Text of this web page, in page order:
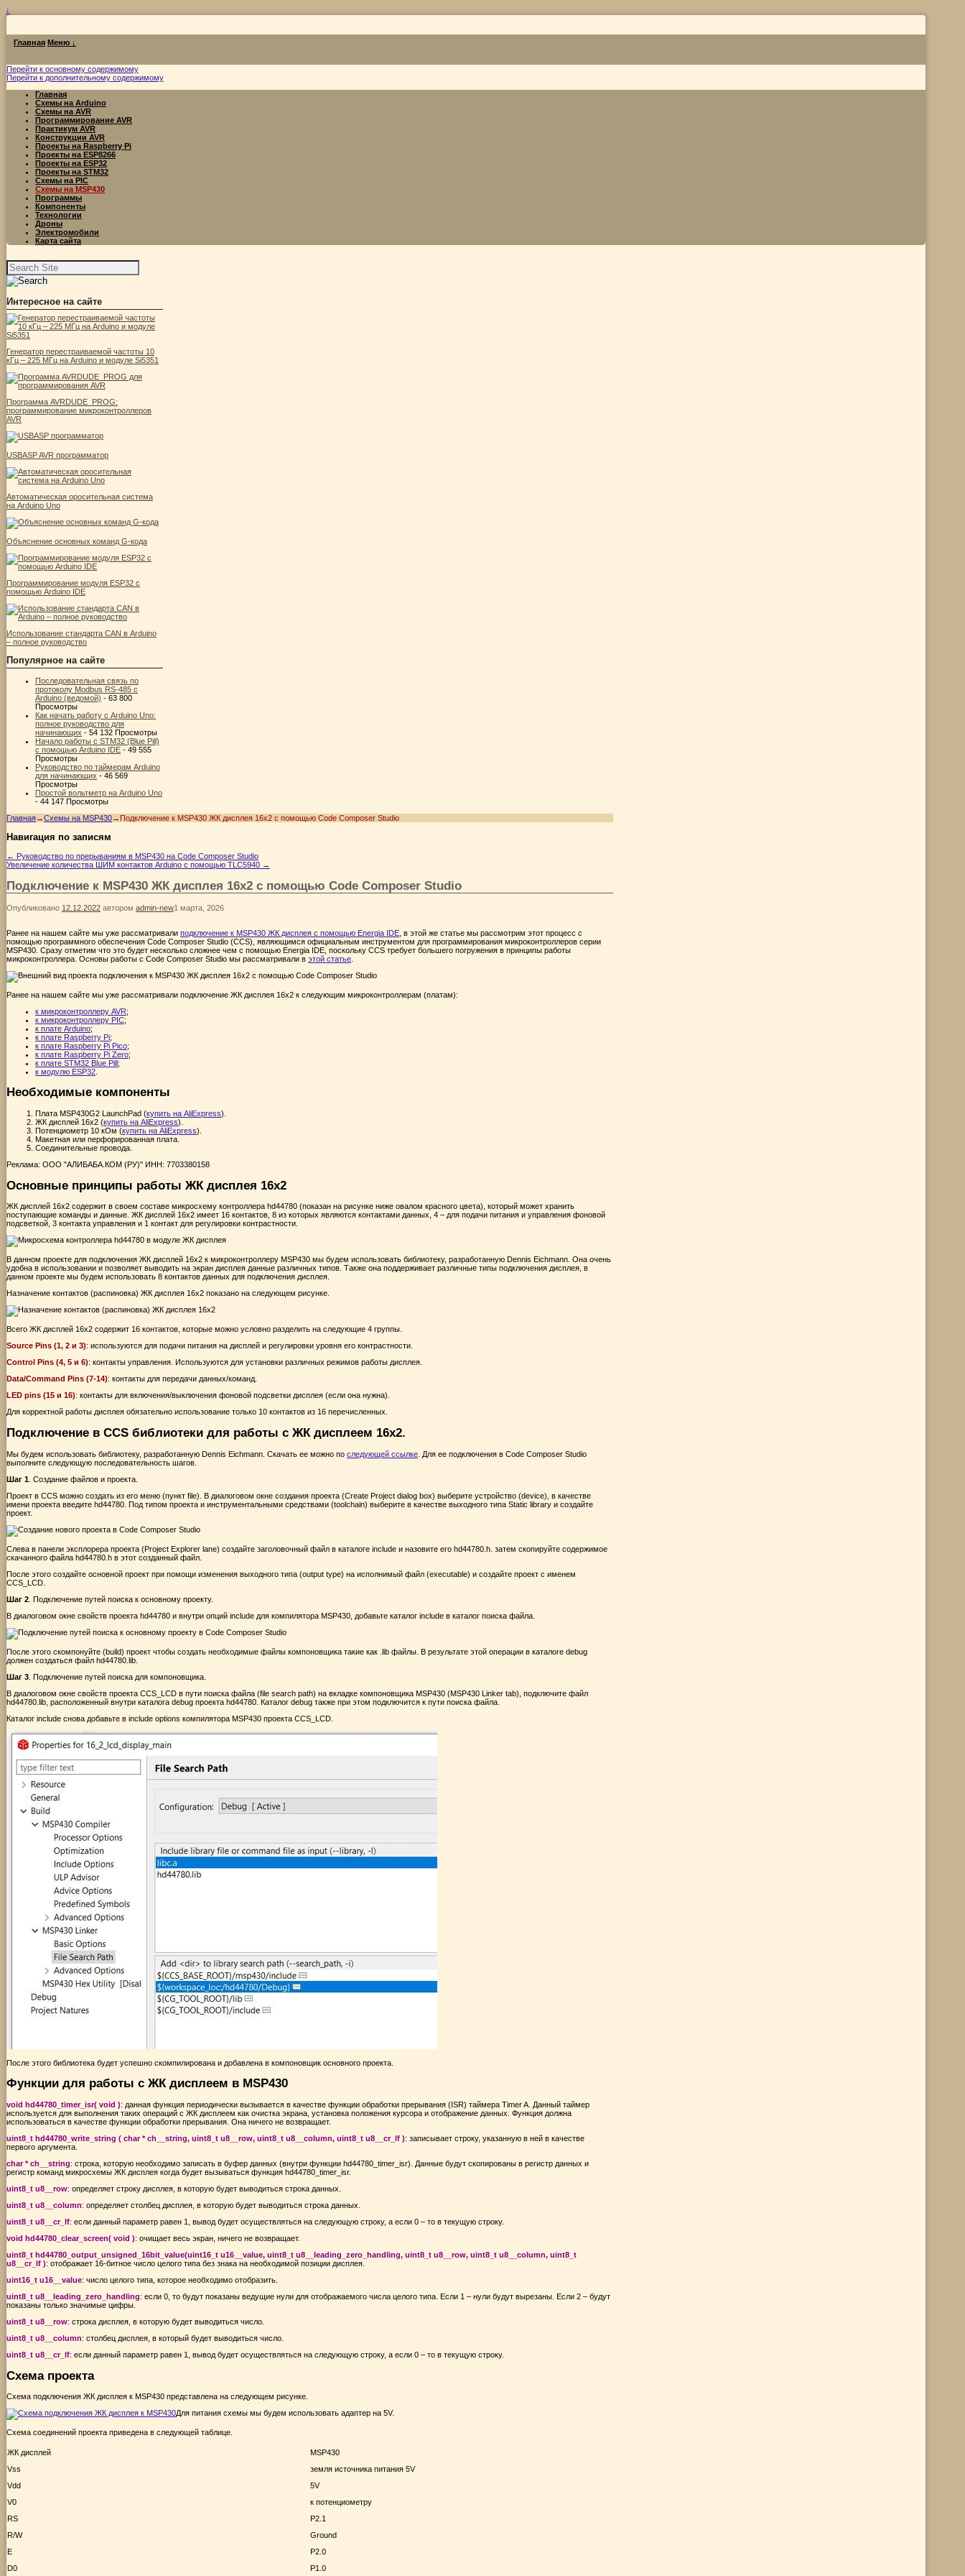
↓
Главная Меню ↓
Перейти к основному содержимому
Перейти к дополнительному содержимому
Главная
Схемы на Arduino
Схемы на AVR
Программирование AVR
Практикум AVR
Конструкции AVR
Проекты на Raspberry Pi
Проекты на ESP8266
Проекты на ESP32
Проекты на STM32
Схемы на PIC
Схемы на MSP430
Программы
Компоненты
Технологии
Дроны
Электромобили
Карта сайта
Найти:
Интересное на сайте
Генератор перестраиваемой частоты 10
кГц – 225 МГц на Arduino и модуле Si5351
Программа AVRDUDE_PROG:
программирование микроконтроллеров
AVR
USBASP AVR программатор
Автоматическая оросительная система
на Arduino Uno
Объяснение основных команд G-кода
Программирование модуля ESP32 с
помощью Arduino IDE
Использование стандарта CAN в Arduino
– полное руководство
Популярное на сайте
Последовательная связь по
протоколу Modbus RS-485 с
Arduino (ведомой) - 63 800
Просмотры
Как начать работу с Arduino Uno:
полное руководство для
начинающих - 54 132 Просмотры
Начало работы с STM32 (Blue Pill)
с помощью Arduino IDE - 49 555
Просмотры
Руководство по таймерам Arduino
для начинающих - 46 569
Просмотры
Простой вольтметр на Arduino Uno
- 44 147 Просмотры
Главная→Схемы на MSP430→ Подключение к MSP430 ЖК дисплея 16х2 с помощью Code Composer Studio
Навигация по записям
← Руководство по прерываниям в MSP430 на Code Composer Studio
Увеличение количества ШИМ контактов Arduino с помощью TLC5940 →
Подключение к MSP430 ЖК дисплея 16х2 с помощью Code Composer Studio
Опубликовано 12.12.2022 автором admin-new1 марта, 2026
Ранее на нашем сайте мы уже рассматривали подключение к MSP430 ЖК дисплея с помощью Energia IDE , в этой же статье мы рассмотрим этот процесс с
помощью программного обеспечения Code Composer Studio (CCS), являющимся официальным инструментом для программирования микроконтроллеров серии
MSP430. Сразу отметим что это будет несколько сложнее чем с помощью Energia IDE, поскольку CCS требует большего погружения в принципы работы
микроконтроллера. Основы работы с Code Composer Studio мы рассматривали в этой статье
Ранее на нашем сайте мы уже рассматривали подключение ЖК дисплея 16x2 к следующим микроконтроллерам (платам):
к микроконтроллеру AVR;
к микроконтроллеру PIC;
к плате Arduino;
к плате Raspberry Pi;
к плате Raspberry Pi Pico;
к плате Raspberry Pi Zero;
к плате STM32 Blue Pill;
к модулю ESP32
Необходимые компоненты
Плата MSP430G2 LaunchPad (купить на AliExpress).
ЖК дисплей 16х2 (купить на AliExpress).
Потенциометр 10 кОм (купить на AliExpress).
Макетная или перфорированная плата.
Соединительные провода.
Реклама: ООО "АЛИБАБА.КОМ (РУ)" ИНН: 7703380158
Основные принципы работы ЖК дисплея 16х2
ЖК дисплей 16х2 содержит в своем составе микросхему контроллера hd44780 (показан на рисунке ниже овалом красного цвета), который может хранить
поступающие команды и данные. ЖК дисплей 16х2 имеет 16 контактов, 8 из которых являются контактами данных, 4 – для подачи питания и управления фоновой
подсветкой, 3 контакта управления и 1 контакт для регулировки контрастности.
В данном проекте для подключения ЖК дисплей 16х2 к микроконтроллеру MSP430 мы будем использовать библиотеку, разработанную Dennis Eichmann. Она очень
удобна в использовании и позволяет выводить на экран дисплея данные различных типов. Также она поддерживает различные типы подключения дисплея, в
данном проекте мы будем использовать 8 контактов данных для подключения дисплея.
Назначение контактов (распиновка) ЖК дисплея 16х2 показано на следующем рисунке.
Всего ЖК дисплей 16x2 содержит 16 контактов, которые можно условно разделить на следующие 4 группы.
Source Pins (1, 2 и 3): используются для подачи питания на дисплей и регулировки уровня его контрастности.
Control Pins (4, 5 и 6): контакты управления. Используются для установки различных режимов работы дисплея.
Data/Command Pins (7-14): контакты для передачи данных/команд.
LED pins (15 и 16): контакты для включения/выключения фоновой подсветки дисплея (если она нужна).
Для корректной работы дисплея обязательно использование только 10 контактов из 16 перечисленных.
Подключение в CCS библиотеки для работы с ЖК дисплеем 16х2.
Мы будем использовать библиотеку, разработанную Dennis Eichmann. Скачать ее можно по следующей ссылке . Для ее подключения в Code Composer Studio
выполните следующую последовательность шагов.
Шаг 1 . Создание файлов и проекта.
Проект в CCS можно создать из его меню (пункт file). В диалоговом окне создания проекта (Create Project dialog box) выберите устройство (device), в качестве
имени проекта введите hd44780. Под типом проекта и инструментальными средствами (toolchain) выберите в качестве выходного типа Static library и создайте
проект.
Слева в панели эксплорера проекта (Project Explorer lane) создайте заголовочный файл в каталоге include и назовите его hd44780.h. затем скопируйте содержимое
скачанного файла hd44780.h в этот созданный файл.
После этого создайте основной проект при помощи изменения выходного типа (output type) на исполнимый файл (executable) и создайте проект с именем
CCS_LCD.
Шаг 2 . Подключение путей поиска к основному проекту.
В диалоговом окне свойств проекта hd44780 и внутри опций include для компилятора MSP430, добавьте каталог include в каталог поиска файла.
После этого скомпонуйте (build) проект чтобы создать необходимые файлы компоновщика такие как .lib файлы. В результате этой операции в каталоге debug
должен создаться файл hd44780.lib.
Шаг 3 . Подключение путей поиска для компоновщика.
В диалоговом окне свойств проекта CCS_LCD в пути поиска файла (file search path) на вкладке компоновщика MSP430 (MSP430 Linker tab), подключите файл
hd44780.lib, расположенный внутри каталога debug проекта hd44780. Каталог debug также при этом подключится к пути поиска файла.
Каталог include снова добавьте в include options компилятора MSP430 проекта CCS_LCD.
После этого библиотека будет успешно скомпилирована и добавлена в компоновщик основного проекта.
Функции для работы с ЖК дисплеем в MSP430
void hd44780_timer_isr( void ): данная функция периодически вызывается в качестве функции обработки прерывания (ISR) таймера Timer A. Данный таймер
используется для выполнения таких операций с ЖК дисплеем как очистка экрана, установка положения курсора и отображение данных. Функция должна
использоваться в качестве функции обработки прерывания. Она ничего не возвращает.
uint8_t hd44780_write_string ( char * ch__string, uint8_t u8__row, uint8_t u8__column, uint8_t u8__cr_lf ): записывает строку, указанную в ней в качестве
первого аргумента.
char * ch__string: строка, которую необходимо записать в буфер данных (внутри функции hd44780_timer_isr). Данные будут скопированы в регистр данных и
регистр команд микросхемы ЖК дисплея когда будет вызываться функция hd44780_timer_isr.
uint8_t u8__row: определяет строку дисплея, в которую будет выводиться строка данных.
uint8_t u8__column: определяет столбец дисплея, в которую будет выводиться строка данных.
uint8_t u8__cr_lf: если данный параметр равен 1, вывод будет осуществляться на следующую строку, а если 0 – то в текущую строку.
void hd44780_clear_screen( void ): очищает весь экран, ничего не возвращает.
uint8_t hd44780_output_unsigned_16bit_value(uint16_t u16__value, uint8_t u8__leading_zero_handling, uint8_t u8__row, uint8_t u8__column, uint8_t
u8__cr_lf ): отображает 16-битное число целого типа без знака на необходимой позиции дисплея.
uint16_t u16__value: число целого типа, которое необходимо отобразить.
uint8_t u8__leading_zero_handling: если 0, то будут показаны ведущие нули для отображаемого числа целого типа. Если 1 – нули будут вырезаны. Если 2 – будут
показаны только значимые цифры.
uint8_t u8__row: строка дисплея, в которую будет выводиться число.
uint8_t u8__column: столбец дисплея, в который будет выводиться число.
uint8_t u8__cr_lf: если данный параметр равен 1, вывод будет осуществляться на следующую строку, а если 0 – то в текущую строку.
Схема проекта
Схема подключения ЖК дисплея к MSP430 представлена на следующем рисунке.
Для питания схемы мы будем использовать адаптер на 5V.
Схема соединений проекта приведена в следующей таблице.
ЖК дисплей
MSP430
Vss
земля источника питания 5V
Vdd
5V
V0
к потенциометру
RS
P2.1
R/W
Ground
E
P2.0
D0
P1.0